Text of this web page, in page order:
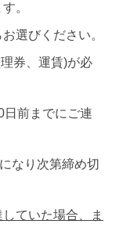
。
選びください。
券、運賃)が必
日前までにご連
なり次第締め切
ていた場合、ま